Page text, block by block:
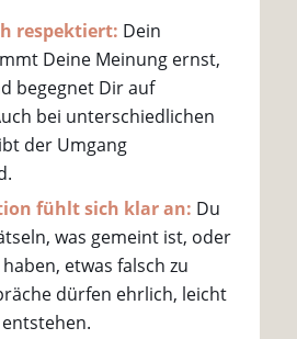
respektiert: Dein
Deine Meinung ernst,
begegnet Dir auf
bei unterschiedlichen
der Umgang
fühlt sich klar an: Du
was gemeint ist, oder
etwas falsch zu
dürfen ehrlich, leicht